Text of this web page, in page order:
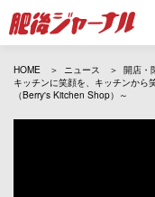
HOME ニュース
開店・
キッチンに笑顔を、キッチンか
（Berry's Kitchen Shop）～